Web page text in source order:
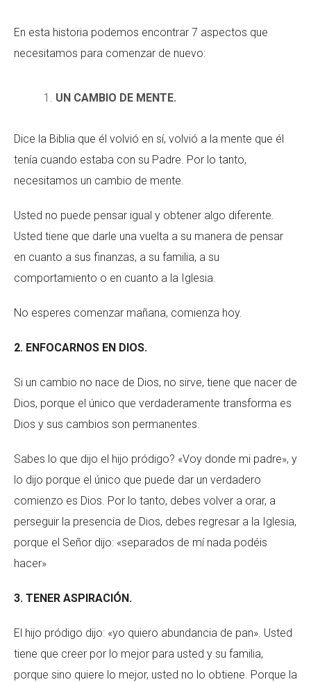
En esta historia podemos encontrar 7 aspectos que
necesitamos para comenzar de nuevo:
UN CAMBIO DE MENTE.
Dice la Biblia que él volvió en sí, volvió a la mente que él
tenía cuando estaba con su Padre. Por lo tanto,
necesitamos un cambio de mente.
Usted no puede pensar igual y obtener algo diferente.
Usted tiene que darle una vuelta a su manera de pensar
en cuanto a sus finanzas, a su familia, a su
comportamiento o en cuanto a la Iglesia.
No esperes comenzar mañana, comienza hoy.
2. ENFOCARNOS EN DIOS.
Si un cambio no nace de Dios, no sirve, tiene que nacer de
Dios, porque el único que verdaderamente transforma es
Dios y sus cambios son permanentes.
Sabes lo que dijo el hijo pródigo? «Voy donde mi padre», y
lo dijo porque el único que puede dar un verdadero
comienzo es Dios. Por lo tanto, debes volver a orar, a
perseguir la presencia de Dios, debes regresar a la Iglesia,
porque el Señor dijo: «separados de mí nada podéis
hacer»
3. TENER ASPIRACIÓN.
El hijo pródigo dijo: «yo quiero abundancia de pan». Usted
tiene que creer por lo mejor para usted y su familia,
porque sino quiere lo mejor, usted no lo obtiene. Porque la